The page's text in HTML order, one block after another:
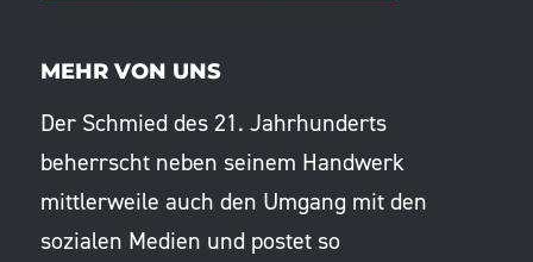
MEHR VON UNS
Der Schmied des 21. Jahrhunderts
beherrscht neben seinem Handwerk
mittlerweile auch den Umgang mit den
sozialen Medien und postet so